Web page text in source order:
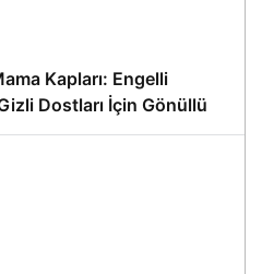
Kapları: Engelli
Dostları İçin Gönüllü